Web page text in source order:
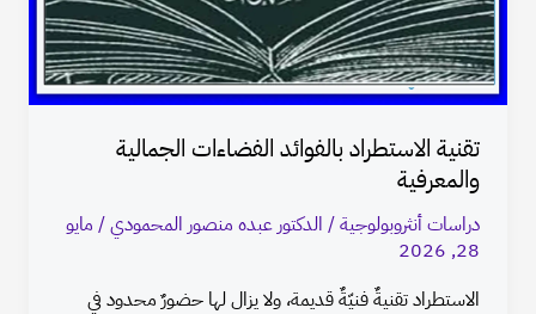
تقنية الاستطراد بالفوائد الفضاءات الجمالية
والمعرفية
دراسات أنثروبولوجية/ الدكتور عبده منصور المحمودي/ مايو
28, 2026
الاستطراد تقنيةٌ فنيّةٌ قديمة، ولا يزال لها حضورٌ محدود في
والمعرفية